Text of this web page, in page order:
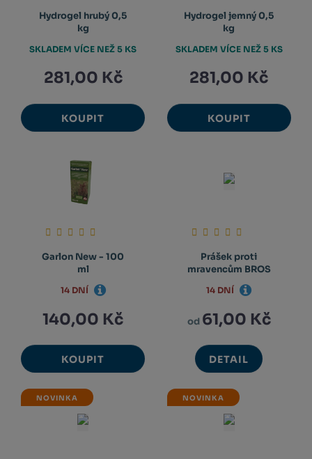
Hydrogel hrubý 0,5
kg
281,00 Kč
KOUPIT
SKLADEM VÍCE NEŽ 5 KS
Hydrogel jemný 0,5
kg
281,00 Kč
KOUPIT
SKLADEM VÍCE NEŽ 5 KS
Garlon New - 100
ml
140,00 Kč
KOUPIT
14 DNÍ
Prášek proti
mravencům BROS
od 61,00 Kč
DETAIL
14 DNÍ
NOVINKA NOVINKA